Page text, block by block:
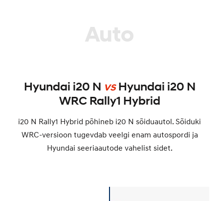
Auto
Hyundai i20 N vsHyundai i20 N
WRC Rally1 Hybrid
i20 N Rally1 Hybrid põhineb i20 N sõiduautol. Sõiduki
WRC-versioon tugevdab veelgi enam autospordi ja
Hyundai seeriaautode vahelist sidet.